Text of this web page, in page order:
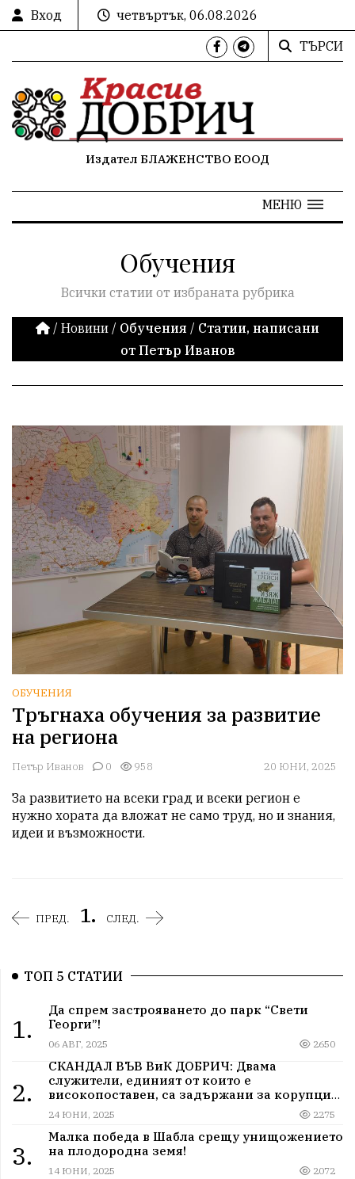
Вход
четвъртък, 06.08.2026
ТЪРСИ
Издател БЛАЖЕНСТВО ЕООД
МЕНЮ
Обучения
Всички статии от избраната рубрика
/ Новини / Обучения / Статии, написани
от Петър Иванов
ОБУЧЕНИЯ
Тръгнаха обучения за развитие
на региона
Петър Иванов 0 958 20 ЮНИ, 2025
За развитието на всеки град и всеки регион е
нужно хората да вложат не само труд, но и знания,
идеи и възможности.
ПРЕД. 1. СЛЕД.
ТОП 5 СТАТИИ
1.
Да спрем застрояването до парк “Свети
Георги”!
06 АВГ, 2025 2650
2.
СКАНДАЛ ВЪВ ВиК ДОБРИЧ: Двама
служители, единият от които е
високопоставен, са задържани за корупция
в мрежа от мълчание и прикриване.
24 ЮНИ, 2025 2275
3.
Малка победа в Шабла срещу унищожението
на плодородна земя!
14 ЮНИ, 2025 2072